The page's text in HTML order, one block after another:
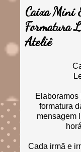
Caixa Mini
Formatura
Ateliê
formatura
mensagem
Cada irmã e